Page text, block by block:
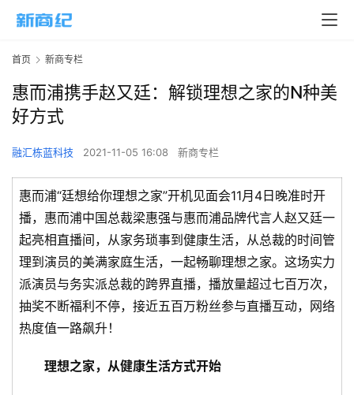
首页 新商专栏
惠而浦携手赵又廷：解锁理想之家的N种美
好方式
融汇栋蓝科技 2021-11-05 16:08 新商专栏
惠而浦“廷想给你理想之家”开机见面会11月4日晚准时开
播，惠而浦中国总裁梁惠强与惠而浦品牌代言人赵又廷一
起亮相直播间，从家务琐事到健康生活，从总裁的时间管
理到演员的美满家庭生活，一起畅聊理想之家。这场实力
派演员与务实派总裁的跨界直播，播放量超过七百万次，
抽奖不断福利不停，接近五百万粉丝参与直播互动，网络
热度值一路飙升！
理想之家，从健康生活方式开始